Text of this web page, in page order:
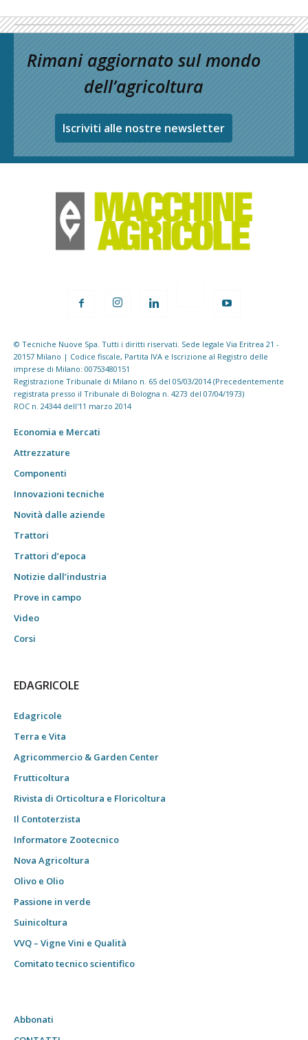
Rimani aggiornato sul mondo
dell’agricoltura
Iscriviti alle nostre newsletter
© Tecniche Nuove Spa. Tutti i diritti riservati. Sede legale Via Eritrea 21 -
20157 Milano | Codice fiscale, Partita IVA e Iscrizione al Registro delle
imprese di Milano: 00753480151
Registrazione Tribunale di Milano n. 65 del 05/03/2014 (Precedentemente
registrata presso il Tribunale di Bologna n. 4273 del 07/04/1973)
ROC n. 24344 dell'11 marzo 2014
Economia e Mercati
Attrezzature
Componenti
Innovazioni tecniche
Novità dalle aziende
Trattori
Trattori d’epoca
Notizie dall’industria
Prove in campo
Video
Corsi
EDAGRICOLE
Edagricole
Terra e Vita
Agricommercio & Garden Center
Frutticoltura
Rivista di Orticoltura e Floricoltura
Il Contoterzista
Informatore Zootecnico
Nova Agricoltura
Olivo e Olio
Passione in verde
Suinicoltura
VVQ – Vigne Vini e Qualità
Comitato tecnico scientifico
Abbonati